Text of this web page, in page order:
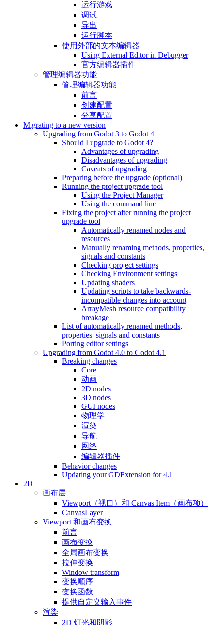
运行游戏
调试
导出
运行脚本
使用外部的文本编辑器
Using External Editor in Debugger
官方编辑器插件
管理编辑器功能
管理编辑器功能
前言
创建配置
分享配置
Migrating to a new version
Upgrading from Godot 3 to Godot 4
Should I upgrade to Godot 4?
Advantages of upgrading
Disadvantages of upgrading
Caveats of upgrading
Preparing before the upgrade (optional)
Running the project upgrade tool
Using the Project Manager
Using the command line
Fixing the project after running the project
upgrade tool
Automatically renamed nodes and
resources
Manually renaming methods, properties,
signals and constants
Checking project settings
Checking Environment settings
Updating shaders
Updating scripts to take backwards-
incompatible changes into account
ArrayMesh resource compatibility
breakage
List of automatically renamed methods,
properties, signals and constants
Porting editor settings
Upgrading from Godot 4.0 to Godot 4.1
Breaking changes
Core
动画
2D nodes
3D nodes
GUI nodes
物理学
渲染
导航
网络
编辑器插件
Behavior changes
Updating your GDExtension for 4.1
2D
画布层
Viewport（视口）和 Canvas Item（画布项）
CanvasLayer
Viewport 和画布变换
前言
画布变换
全局画布变换
拉伸变换
Window transform
变换顺序
变换函数
提供自定义输入事件
渲染
2D 灯光和阴影